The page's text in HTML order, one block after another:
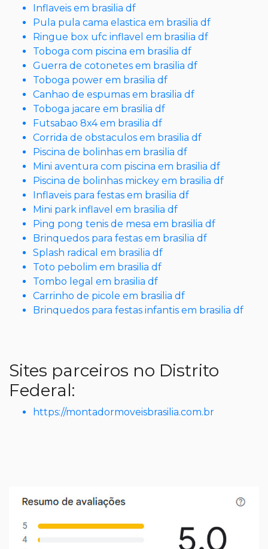
Inflaveis em brasilia df
Pula pula cama elastica em brasilia df
Ringue box ufc inflavel em brasilia df
Toboga com piscina em brasilia df
Guerra de cotonetes em brasilia df
Toboga power em brasilia df
Canhao de espumas em brasilia df
Toboga jacare em brasilia df
Futsabao 8x4 em brasilia df
Corrida de obstaculos em brasilia df
Piscina de bolinhas em brasilia df
Mini aventura com piscina em brasilia df
Piscina de bolinhas mickey em brasilia df
Inflaveis para festas em brasilia df
Mini park inflavel em brasilia df
Ping pong tenis de mesa em brasilia df
Brinquedos para festas em brasilia df
Splash radical em brasilia df
Toto pebolim em brasilia df
Tombo legal em brasilia df
Carrinho de picole em brasilia df
Brinquedos para festas infantis em brasilia df
Sites parceiros no Distrito
Federal:
https://montadormoveisbrasilia.com.br